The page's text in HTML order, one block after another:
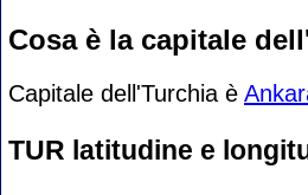
Cosa è la capitale
Capitale dell'Turchia è
TUR latitudine e